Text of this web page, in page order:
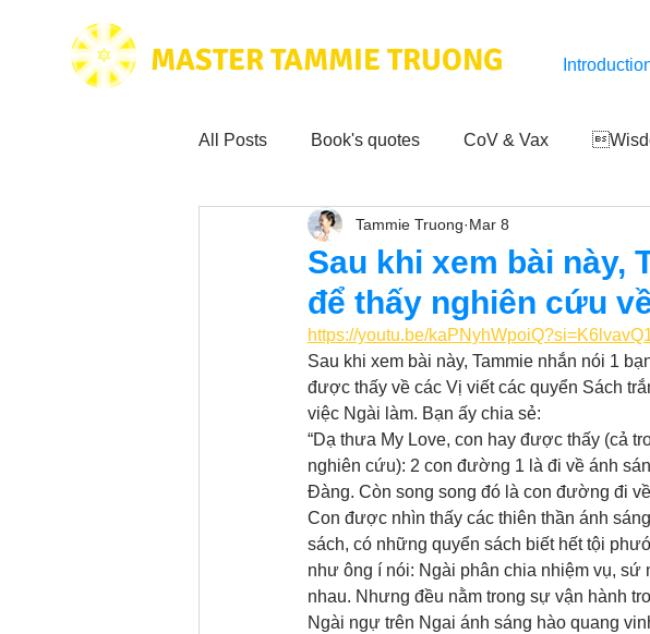
MASTER TAMMIE TRUONG
All Posts Book's quotes CoV & Vax
Health & Science Love for Mankind
Tammie's Testimonials Third-eye's reveal
Wisdom from the bible Music
Sau khi xem bài này,
để thấy nghiên cứu
Tammie Truong Mar 8
https://youtu.be/
Sau khi xem bài này, Tammie nhắn nói 1
được thấy về các Vị viết các quyển Sách
việc Ngài làm. Bạn ấy chia sẻ:
“Dạ thưa My Love, con hay được thấy (cả
nghiên cứu): 2 con đường 1 là đi về ánh
Đàng. Còn song song đó là con đường đi
Con được nhìn thấy các thiên thần ánh
sách, có những quyển sách biết hết tội
như ông í nói: Ngài phân chia nhiệm vụ,
nhau. Nhưng đều nằm trong sự vận hành
Ngài ngự trên Ngai ánh sáng hào quang